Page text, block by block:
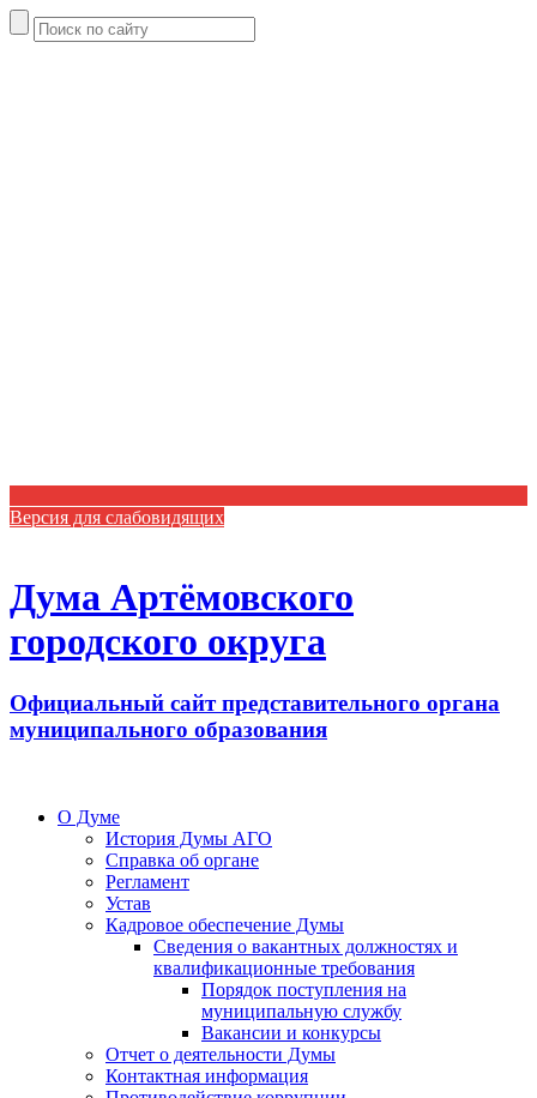
Версия для слабовидящих
Дума Артёмовского
городского округа
Официальный сайт представительного органа
муниципального образования
О Думе
История Думы АГО
Справка об органе
Регламент
Устав
Кадровое обеспечение Думы
Сведения о вакантных должностях и
квалификационные требования
Порядок поступления на
муниципальную службу
Вакансии и конкурсы
Отчет о деятельности Думы
Контактная информация